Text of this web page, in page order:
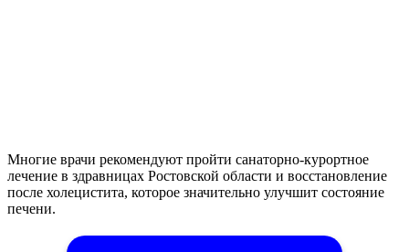
Многие врачи рекомендуют пройти санаторно-курортное
лечение в здравницах Ростовской области и восстановление
после холецистита, которое значительно улучшит состояние
печени.